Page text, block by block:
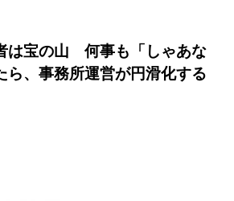
宝の山 何事も「しゃあな
ら、事務所運営が円滑化する